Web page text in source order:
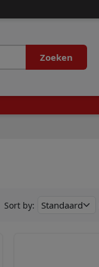
Zoeken
Sort by: